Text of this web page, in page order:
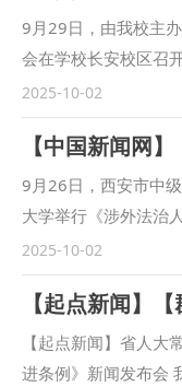
9月29日，由我校主
会在学校长安校区召
远，陕西省人民检察
察院教育培训处负责
察长王蕾等出席会议
长马朝琦主持会议。
法治工作的重要方面
流，不断拓展合作领
体系构建、检察课题
等方面开展了卓有成
指导下，我校成立的
心”各项工作稳步推进
2025-10-02
9月26日，西安市中
大学举行《涉外法治
外法治人才协同培养
长赵雷，西北政法大
辞，共同为“涉外法
委员会专职委员张曼
外法治人才协同培养
2025-10-02
【起点新闻】省人大
进条例》新闻发布会